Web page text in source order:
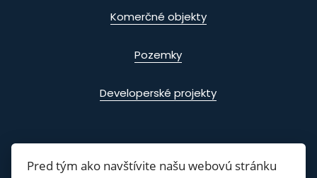
Komerčné objekty
Pozemky
Developerské projekty
Pred tým ako navštívite našu webovú stránku